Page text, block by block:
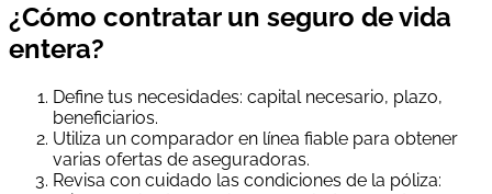
¿Cómo contratar un seguro de vida
entera?
Define tus necesidades: capital necesario, plazo,
beneficiarios.
Utiliza un comparador en línea fiable para obtener
varias ofertas de aseguradoras.
Revisa con cuidado las condiciones de la póliza: